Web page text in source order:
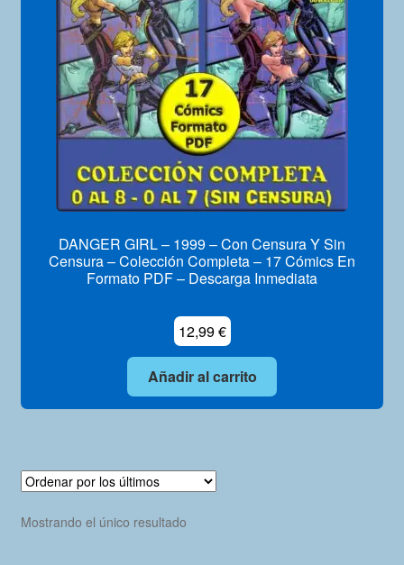
Mi Cuenta
DANGER GIRL – 1999 – Con Censura Y Sin
Censura – Colección Completa – 17 Cómics En
Formato PDF – Descarga Inmediata
12,99€
Añadir al carrito
Mostrando el único resultado